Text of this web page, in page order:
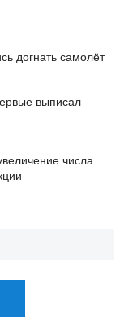
догнать самолёт
выписал
числа